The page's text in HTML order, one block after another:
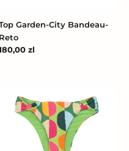
Garden-City Bandeau-
Reto
zl
Bottom
Garden-